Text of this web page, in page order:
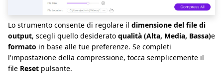
Lo strumento consente di regolare il dimensione del file di
output, scegli quello desiderato qualità (Alta, Media, Bassa)e
formato in base alle tue preferenze. Se completi
l'impostazione della compressione, tocca semplicemente il
file Reset pulsante.